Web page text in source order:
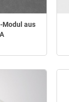
Modul aus